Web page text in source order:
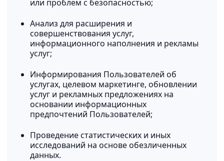
или проблем с безопасностью;
Анализ для расширения и
совершенствования услуг,
информационного наполнения и рекламы
услуг;
Информирования Пользователей об
услугах, целевом маркетинге, обновлении
услуг и рекламных предложениях на
основании информационных
предпочтений Пользователей;
Проведение статистических и иных
исследований на основе обезличенных
данных.